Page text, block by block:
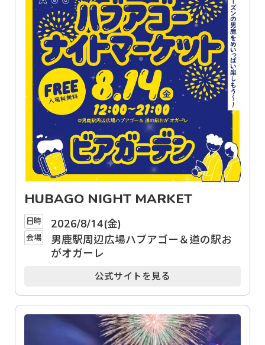
HUBAGO NIGHT MARKET
日時 2026/8/14(金)
会場
男鹿駅周辺広場ハブアゴー＆道の駅お
がオガーレ
公式サイトを見る